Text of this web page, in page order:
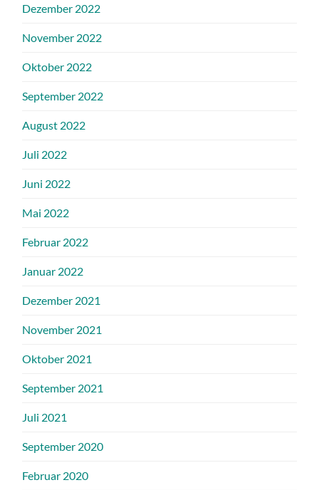
Dezember 2022
November 2022
Oktober 2022
September 2022
August 2022
Juli 2022
Juni 2022
Mai 2022
Februar 2022
Januar 2022
Dezember 2021
November 2021
Oktober 2021
September 2021
Juli 2021
September 2020
Februar 2020